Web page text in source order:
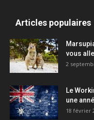
Articles populaires
vous
2
Le
une
18 février